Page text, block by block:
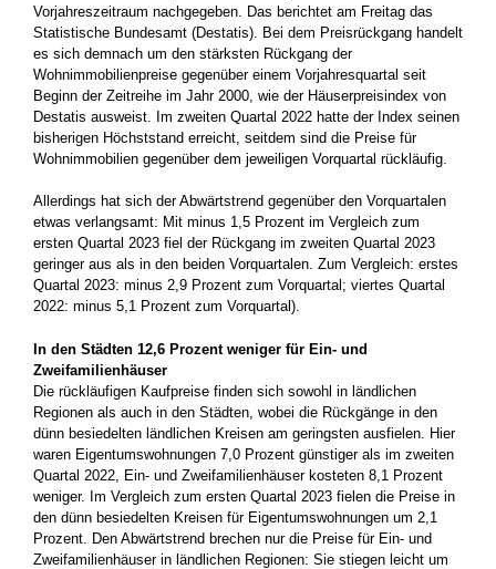
Vorjahreszeitraum nachgegeben. Das berichtet am Freitag das
Statistische Bundesamt (Destatis). Bei dem Preisrückgang handelt
es sich demnach um den stärksten Rückgang der
Wohnimmobilienpreise gegenüber einem Vorjahresquartal seit
Beginn der Zeitreihe im Jahr 2000, wie der Häuserpreisindex von
Destatis ausweist. Im zweiten Quartal 2022 hatte der Index seinen
bisherigen Höchststand erreicht, seitdem sind die Preise für
Wohnimmobilien gegenüber dem jeweiligen Vorquartal rückläufig.
Allerdings hat sich der Abwärtstrend gegenüber den Vorquartalen
etwas verlangsamt: Mit minus 1,5 Prozent im Vergleich zum
ersten Quartal 2023 fiel der Rückgang im zweiten Quartal 2023
geringer aus als in den beiden Vorquartalen. Zum Vergleich: erstes
Quartal 2023: minus 2,9 Prozent zum Vorquartal; viertes Quartal
2022: minus 5,1 Prozent zum Vorquartal).
In den Städten 12,6 Prozent weniger für Ein- und
Zweifamilienhäuser
Die rückläufigen Kaufpreise finden sich sowohl in ländlichen
Regionen als auch in den Städten, wobei die Rückgänge in den
dünn besiedelten ländlichen Kreisen am geringsten ausfielen. Hier
waren Eigentumswohnungen 7,0 Prozent günstiger als im zweiten
Quartal 2022, Ein- und Zweifamilienhäuser kosteten 8,1 Prozent
weniger. Im Vergleich zum ersten Quartal 2023 fielen die Preise in
den dünn besiedelten Kreisen für Eigentumswohnungen um 2,1
Prozent. Den Abwärtstrend brechen nur die Preise für Ein- und
Zweifamilienhäuser in ländlichen Regionen: Sie stiegen leicht um